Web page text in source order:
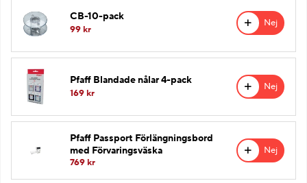
CB-10-pack
99 kr
Nej
Pfaff Blandade nålar 4-pack
169 kr
Nej
Pfaff Passport Förlängningsbord
med Förvaringsväska
769 kr
Nej